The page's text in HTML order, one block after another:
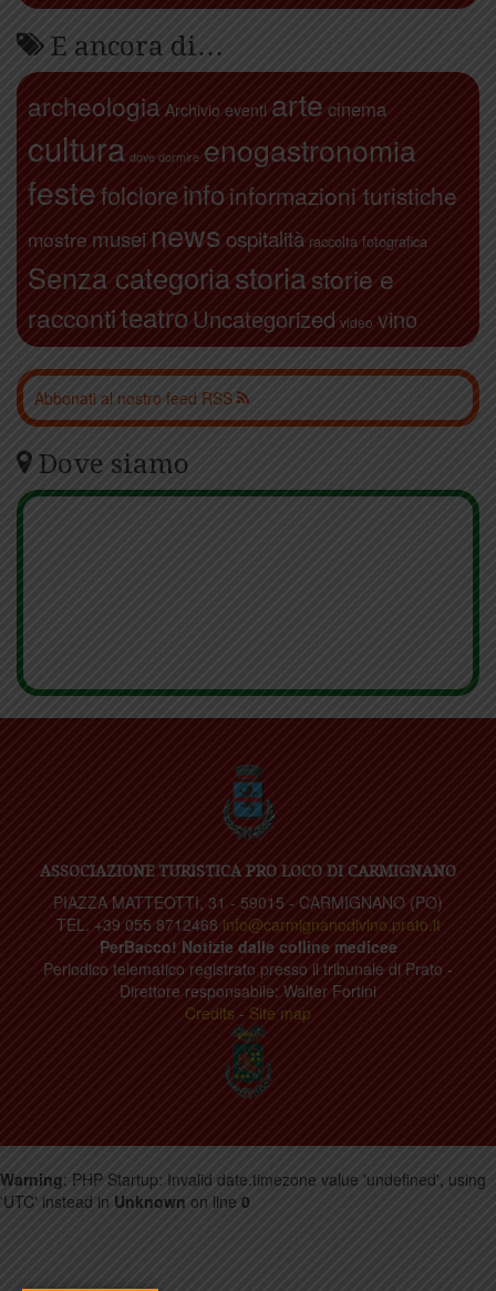
E ancora di…
archeologia Archivio eventi arte cinema
cultura dove dormire enogastronomia
festefolcloreinfo informazioni turistiche
mostre musei news ospitalità raccolta fotografica
Senza categoriastoriastorie e
raccontiteatro Uncategorized video vino
Abbonati al nostro feed RSS
Dove siamo
ASSOCIAZIONE TURISTICA PRO LOCO DI CARMIGNANO
PIAZZA MATTEOTTI, 31 - 59015 - CARMIGNANO (PO)
TEL. +39 055 8712468 info@carmignanodivino.prato.it
PerBacco! Notizie dalle colline medicee
Periodico telematico registrato presso il tribunale di Prato -
Direttore responsabile: Walter Fortini
Credits - Site map
Warning: PHP Startup: Invalid date.timezone value 'undefined', using
'UTC' instead in Unknown on line 0